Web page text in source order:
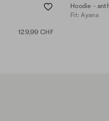
129,99 CHF
Hoodie -
Fit: Ayana